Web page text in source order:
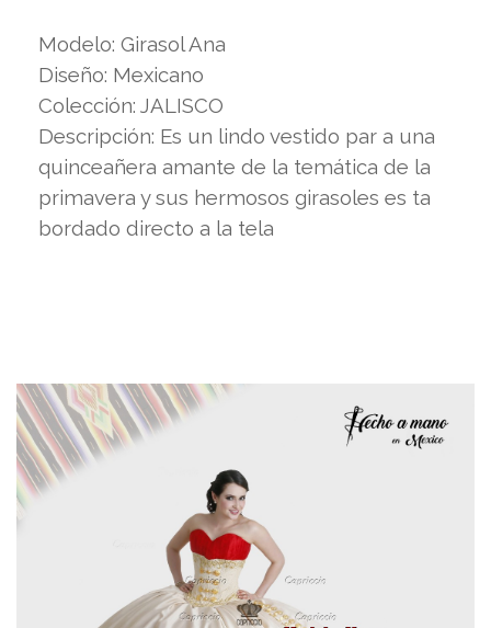
Modelo: Girasol Ana
Diseño: Mexicano
Colección: JALISCO
Descripción: Es un lindo vestido par a una
quinceañera amante de la temática de la
primavera y sus hermosos girasoles es ta
bordado directo a la tela